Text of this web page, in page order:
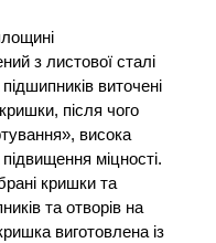
з листової сталі
виточені
після чого
висока
міцності.
кришки та
та отворів на
виготовлена із